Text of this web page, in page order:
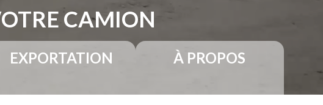
CAMION
EXPORTATION À PROPOS